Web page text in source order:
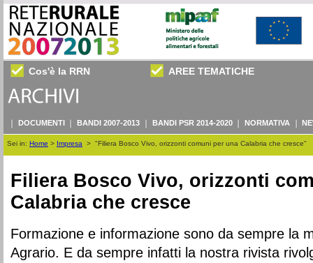
Cos'è la RRN AREE TEMATICHE
DOCUMENTI BANDI 2007-2013 BANDI PSR 2014-2020 NORMATIVA
Sei in: Home > Impresa > "Filiera Bosco Vivo, orizzonti comuni per una Calabria che cresce"
Filiera Bosco Vivo, orizzonti
Calabria che cresce
Formazione e informazione sono da sempre la
Agrario. E da sempre infatti la nostra rivista